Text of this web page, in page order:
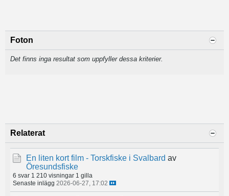
Foton
Det finns inga resultat som uppfyller dessa kriterier.
Relaterat
En liten kort film - Torskfiske i Svalbard av
Öresundsfiske
6 svar 1 210 visningar 1 gilla
Senaste inlägg 2026-06-27, 17:02